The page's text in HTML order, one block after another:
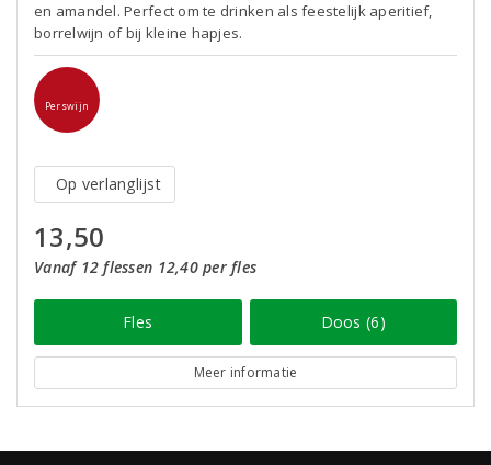
en amandel. Perfect om te drinken als feestelijk aperitief,
borrelwijn of bij kleine hapjes.
Perswijn
Op verlanglijst
13,50
Vanaf 12 flessen 12,40 per fles
Fles Doos (6)
Meer informatie